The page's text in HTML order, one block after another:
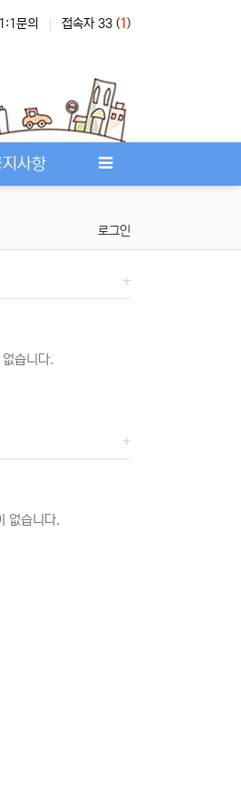
1:1문의 접속자 33 (1 )
사항
로그인
습니다.
없습니다.